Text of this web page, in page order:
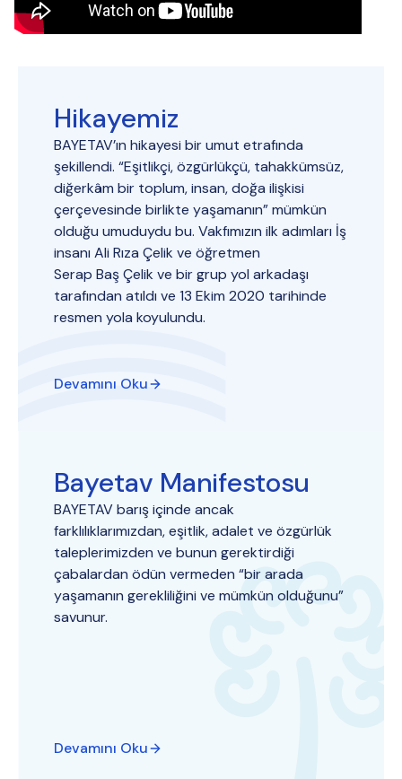
Hikayemiz
BAYETAV’ın hikayesi bir umut etrafında
şekillendi. “Eşitlikçi, özgürlükçü, tahakkümsüz,
diğerkâm bir toplum, insan, doğa ilişkisi
çerçevesinde birlikte yaşamanın” mümkün
olduğu umuduydu bu. Vakfımızın ilk adımları İş
insanı Ali Rıza Çelik ve öğretmen
Serap Baş Çelik ve bir grup yol arkadaşı
tarafından atıldı ve 13 Ekim 2020 tarihinde
resmen yola koyulundu.
Devamını Oku
Bayetav Manifestosu
BAYETAV barış içinde ancak
farklılıklarımızdan, eşitlik, adalet ve özgürlük
taleplerimizden ve bunun gerektirdiği
çabalardan ödün vermeden “bir arada
yaşamanın gerekliliğini ve mümkün olduğunu”
savunur.
Devamını Oku